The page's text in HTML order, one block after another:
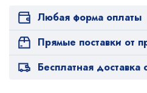
Любая форма оплаты
Прямые поставки от
Бесплатная